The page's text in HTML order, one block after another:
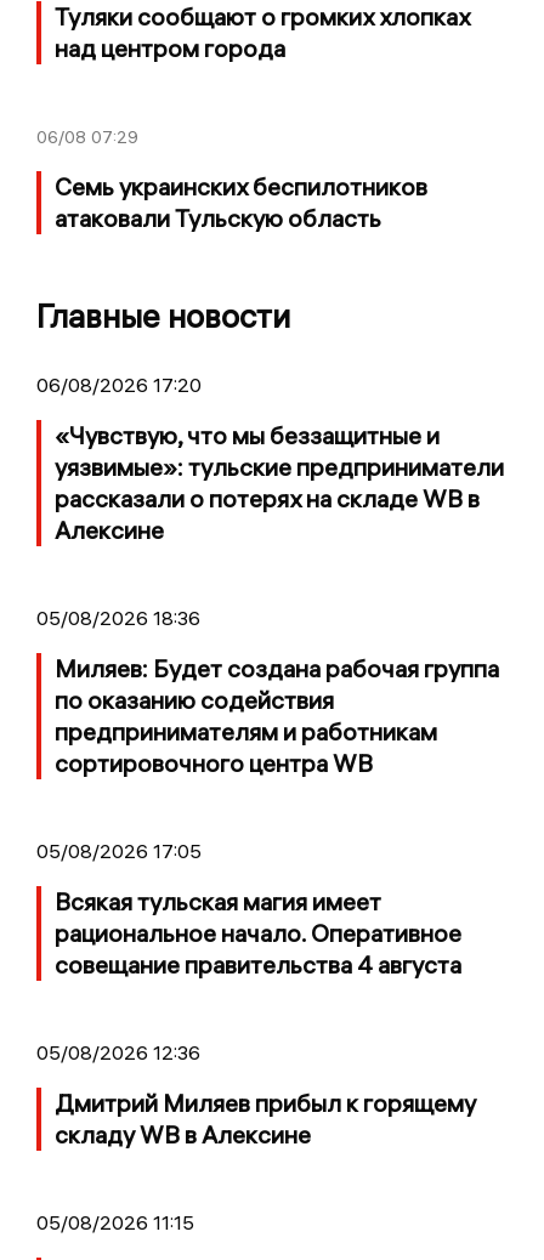
Туляки сообщают о громких хлопках
над центром города
06/08 07:29
Семь украинских беспилотников
атаковали Тульскую область
Главные новости
06/08/2026 17:20
«Чувствую, что мы беззащитные и
уязвимые»: тульские предприниматели
рассказали о потерях на складе WB в
Алексине
05/08/2026 18:36
Миляев: Будет создана рабочая группа
по оказанию содействия
предпринимателям и работникам
сортировочного центра WB
05/08/2026 17:05
Всякая тульская магия имеет
рациональное начало. Оперативное
совещание правительства 4 августа
05/08/2026 12:36
Дмитрий Миляев прибыл к горящему
складу WB в Алексине
05/08/2026 11:15